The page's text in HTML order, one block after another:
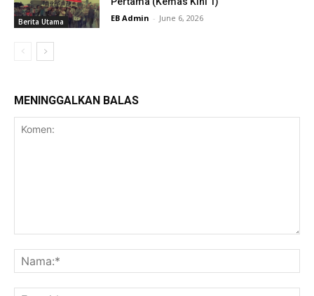
Berita Utama EB Admin - June 6, 2026
MENINGGALKAN BALAS